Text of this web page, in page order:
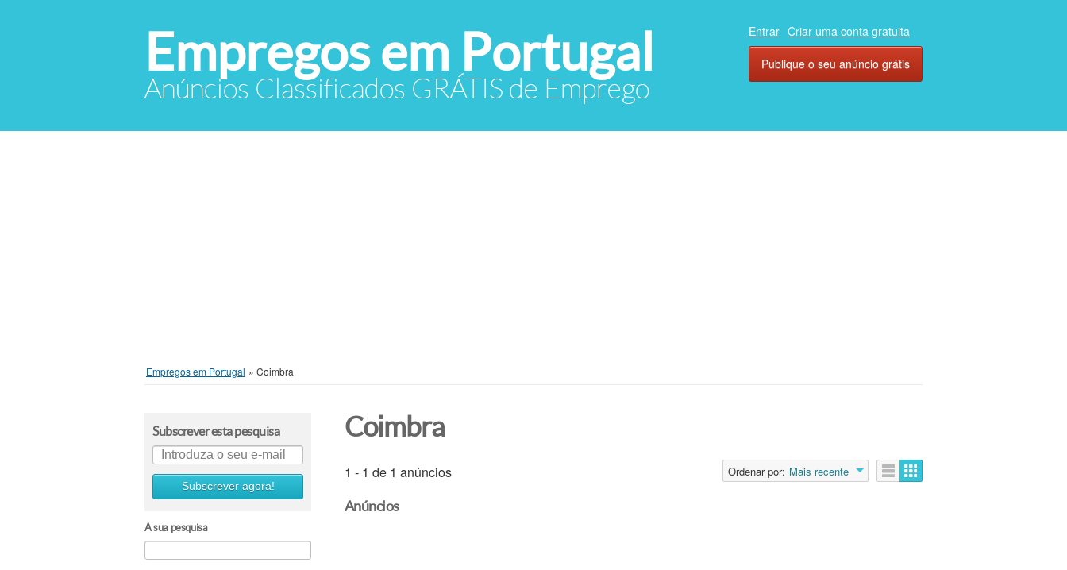
Empregos em Portugal
Anúncios Classificados GRÁTIS de Emprego
Entrar Criar uma conta gratuita
Publique o seu anúncio grátis
Empregos em Portugal » Coimbra
Subscrever esta pesquisa
Subscrever agora!
A sua pesquisa
Coimbra
1 - 1 de 1 anúncios Ordenar por: Mais recente
Anúncios